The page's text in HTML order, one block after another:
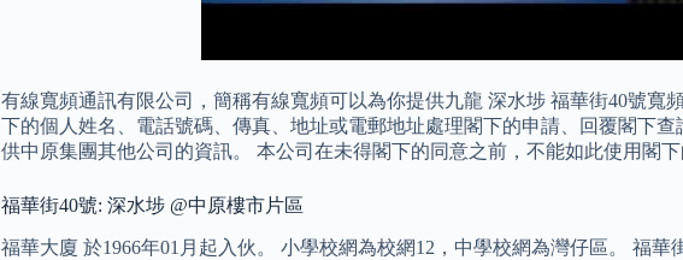
有線寬頻通訊有限公司，簡稱有線寬頻可以為你提供九龍 深水埗 福華街40號寬
下的個人姓名、電話號碼、傳真、地址或電郵地址處理閣下的申請、回覆閣下
供中原集團其他公司的資訊。 本公司在未得閣下的同意之前，不能如此使用閣
福華街40號: 深水埗 @中原樓市片區
福華大廈 於1966年01月起入伙。 小學校網為校網12，中學校網為灣仔區。 福華